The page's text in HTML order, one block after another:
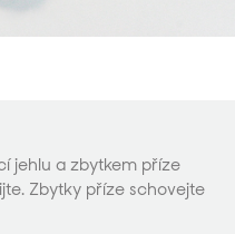
jehlu a zbytkem příze
Zbytky příze schovejte